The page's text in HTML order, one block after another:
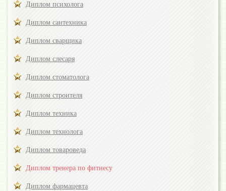
Диплом психолога
Диплом сантехника
Диплом сварщика
Диплом слесаря
Диплом стоматолога
Диплом строителя
Диплом техника
Диплом технолога
Диплом товароведа
Диплом тренера по фитнесу
Диплом фармацевта